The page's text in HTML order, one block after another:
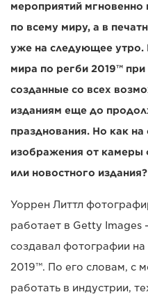
мероприятий мгновенно
по всему миру, а в
уже на следующее утро.
мира по регби 2019™
созданные со всех
изданиям еще до
празднования. Но как
изображения от камеры
или новостного издания?
Уоррен Литтл
работает в Getty Images
создавал фотографии
2019™. По его словам, с
работать в индустрии,